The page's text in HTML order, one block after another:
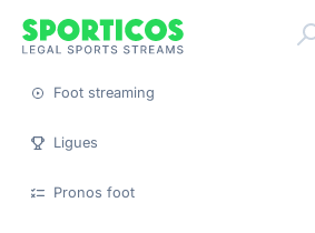
Foot streaming
Ligues
Pronos foot